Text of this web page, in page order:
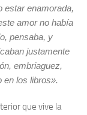
estar enamorada,
amor no había
pensaba, y
justamente
embriaguez,
en los libros».
que vive la